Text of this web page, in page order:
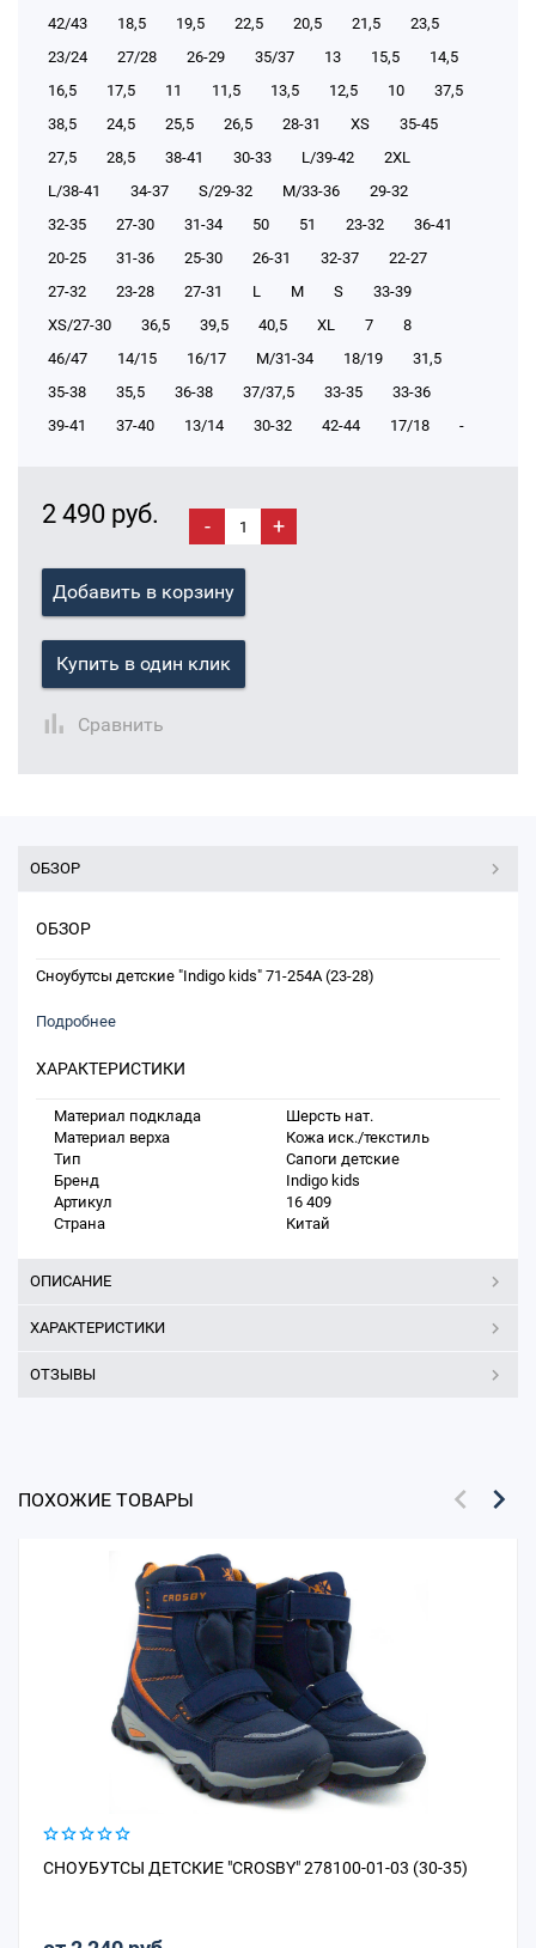
42/43
18,5 19,5 22,5 20,5 21,5
23,5
23/24
27/28 26-29 35/37 13 15,5
14,5
16,5
17,5 11 11,5 13,5 12,5 10
37,5
38,5
24,5 25,5 26,5 28-31 XS
35-45
27,5
28,5 38-41 30-33 L/39-42
2XL
L/38-41
34-37 S/29-32 М/33-36
29-32
32-35
27-30 31-34 50 51 23-32
36-41
20-25
31-36 25-30 26-31 32-37
22-27
27-32
23-28 27-31 L M S
33-39
XS/27-30
36,5 39,5 40,5 XL 7
8
46/47
14/15 16/17 М/31-34 18/19
31,5
35-38
35,5 36-38 37/37,5 33-35
33-36
39-41
37-40 13/14 30-32 42-44 17/18 -
2 490 руб. - +
Добавить в корзину
Купить в один клик
Сравнить
ОБЗОР
ОБЗОР
Сноубутсы детские "Indigo kids" 71-254A (23-28)
Подробнее
ХАРАКТЕРИСТИКИ
Материал подклада
Шерсть нат.
Материал верха
Кожа иск./текстиль
Тип
Сапоги детские
Бренд
Indigo kids
Артикул
16 409
Страна
Китай
ОПИСАНИЕ
ХАРАКТЕРИСТИКИ
ОТЗЫВЫ
ПОХОЖИЕ ТОВАРЫ
СНОУБУТСЫ ДЕТСКИЕ "CROSBY" 278100-01-03 (30-35)